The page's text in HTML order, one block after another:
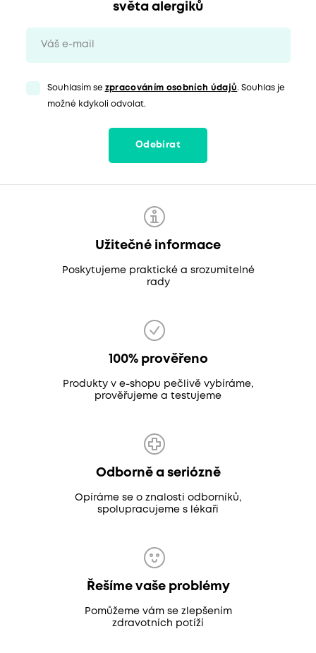
světa alergiků
Souhlasím se zpracováním osobních údajů. Souhlas je
možné kdykoli odvolat.
Odebírat
Užitečné informace
Poskytujeme praktické a srozumitelné
rady
100% prověřeno
Produkty v e-shopu pečlivě vybíráme,
prověřujeme a testujeme
Odborně a seriózně
Opíráme se o znalosti odborníků,
spolupracujeme s lékaři
Řešíme vaše problémy
Pomůžeme vám se zlepšením
zdravotních potíží